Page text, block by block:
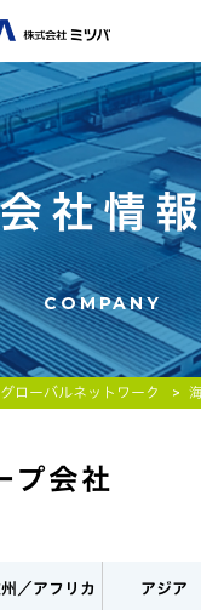
社情
COMPANY
グローバルネットワーク
プ会社
州／アフリカ アジア